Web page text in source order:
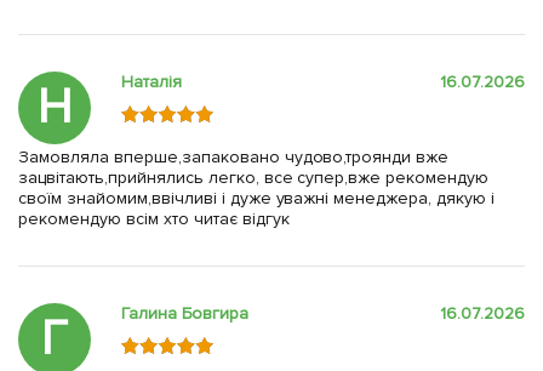
Н Наталія 16.07.2026
Замовляла вперше,запаковано чудово,троянди вже
зацвітають,прийнялись легко, все супер,вже рекомендую
своїм знайомим,ввічливі і дуже уважні менеджера, дякую і
рекомендую всім хто читає відгук
Г Галина Бовгира 16.07.2026